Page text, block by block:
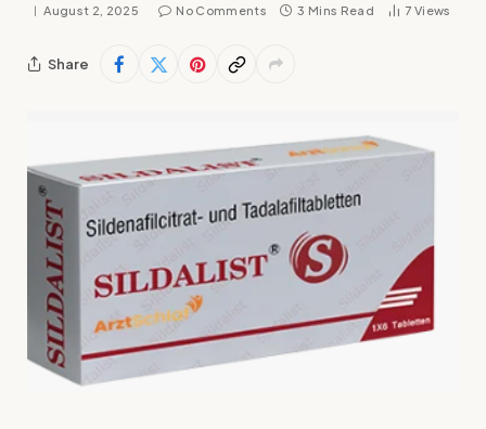
August 2, 2025 No Comments 3 Mins Read 7 Views
Share